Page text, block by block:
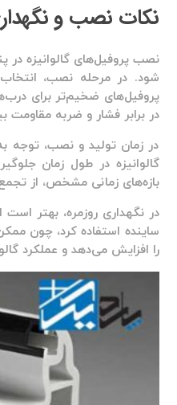
نکات نصب و
شود. در مرحله نصب،
پروفیل‌های ضخیم‌تر برای
در برابر فشار و ضربه مقاومت
در زمان تولید و نصب،
گالوانیزه در طول زمان
بازه‌های زمانی مشخص، از
در نگهداری روزمره، بهتر
ساینده استفاده کرد، چون
را افزایش می‌دهد و عملکرد